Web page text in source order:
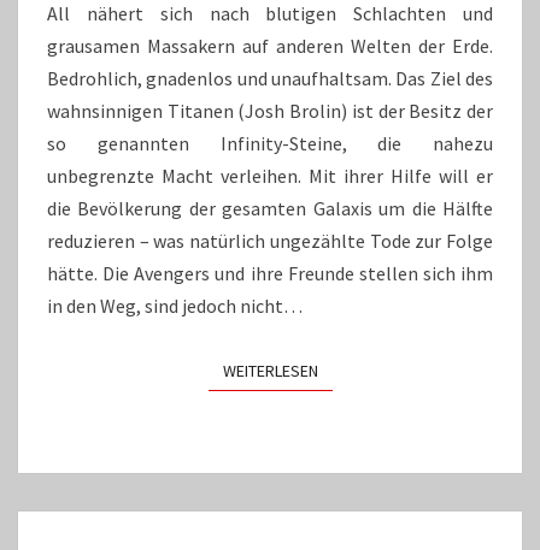
All nähert sich nach blutigen Schlachten und
grausamen Massakern auf anderen Welten der Erde.
Bedrohlich, gnadenlos und unaufhaltsam. Das Ziel des
wahnsinnigen Titanen (Josh Brolin) ist der Besitz der
so genannten Infinity-Steine, die nahezu
unbegrenzte Macht verleihen. Mit ihrer Hilfe will er
die Bevölkerung der gesamten Galaxis um die Hälfte
reduzieren – was natürlich ungezählte Tode zur Folge
hätte. Die Avengers und ihre Freunde stellen sich ihm
in den Weg, sind jedoch nicht…
WEITERLESENWEITERLESEN